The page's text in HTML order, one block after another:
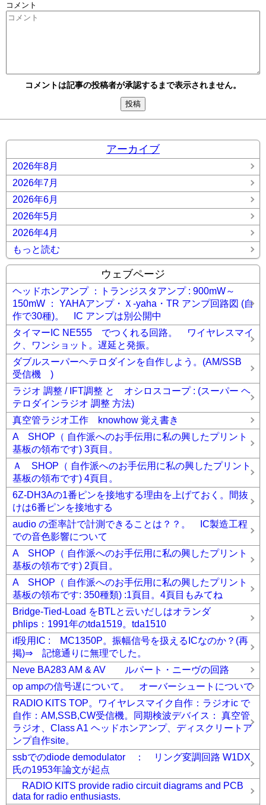
コメント
コメントは記事の投稿者が承認するまで表示されません。
アーカイブ
2026年8月
2026年7月
2026年6月
2026年5月
2026年4月
もっと読む
ウェブページ
ヘッドホンアンプ ：トランジスタアンプ : 900mW～
150mW ： YAHAアンプ・Ｘ-yaha・TR アンプ回路図 (自
作で30種)。 IC アンプは別公開中
タイマーIC NE555 でつくれる回路。 ワイヤレスマイ
ク、ワンショット。遅延と発振。
ダブルスーパーヘテロダインを自作しよう。(AM/SSB
受信機 )
ラジオ 調整 / IFT調整 と オシロスコープ : (スーパー ヘ
テロダインラジオ 調整 方法)
真空管ラジオ工作 knowhow 覚え書き
A SHOP（ 自作派へのお手伝用に私の興したプリント
基板の領布です) 3頁目。
Ａ SHOP（ 自作派へのお手伝用に私の興したプリント
基板の領布です) 4頁目。
6Z-DH3Aの1番ピンを接地する理由を上げておく。間抜
けは6番ピンを接地する
audio の歪率計で計測できることは？？。 IC製造工程
での音色影響について
A SHOP（ 自作派へのお手伝用に私の興したプリント
基板の領布です) 2頁目。
A SHOP（ 自作派へのお手伝用に私の興したプリント
基板の領布です: 350種類) :1頁目。4頁目もみてね
Bridge-Tied-Load をBTLと云いだしはオランダ
phlips：1991年のtda1519。tda1510
if段用IC : MC1350P。振幅信号を扱えるICなのか？(再
掲)⇒ 記憶通りに無理でした。
Neve BA283 AM & AV ルパート・ニーヴの回路
op ampの信号遅について。 オーバーシュートについて
RADIO KITS TOP。ワイヤレスマイク自作：ラジオic で
自作：AM,SSB,CW受信機。同期検波デバイス： 真空管
ラジオ、Class A1 ヘッドホンアンプ、ディスクリートア
ンプ自作site。
ssbでのdiode demodulator ： リング変調回路 W1DX
氏の1953年論文が起点
RADIO KITS provide radio circuit diagrams and PCB
data for radio enthusiasts.